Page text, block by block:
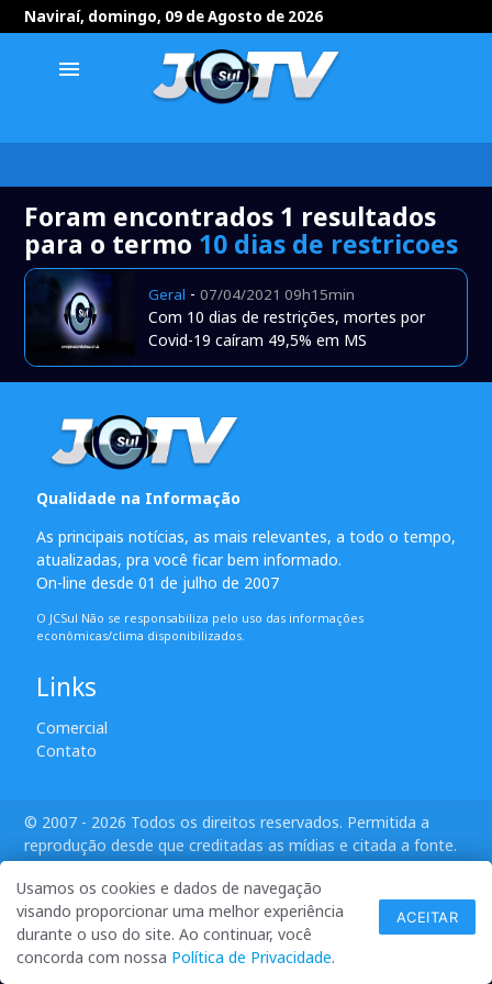
Naviraí, domingo, 09 de Agosto de 2026
menu
Foram encontrados 1 resultados
para o termo 10 dias de restricoes
Geral -07/04/2021 09h15min
Com 10 dias de restrições, mortes por
Covid-19 caíram 49,5% em MS
Qualidade na Informação
As principais notícias, as mais relevantes, a todo o tempo,
atualizadas, pra você ficar bem informado.
On-line desde 01 de julho de 2007
O JCSul Não se responsabiliza pelo uso das informações
econômicas/clima disponibilizados.
Links
Comercial
Contato
© 2007 - 2026 Todos os direitos reservados. Permitida a
reprodução desde que creditadas as mídias e citada a fonte.
Usamos os cookies e dados de navegação
visando proporcionar uma melhor experiência
durante o uso do site. Ao continuar, você
concorda com nossa Política de Privacidade.
ACEITAR